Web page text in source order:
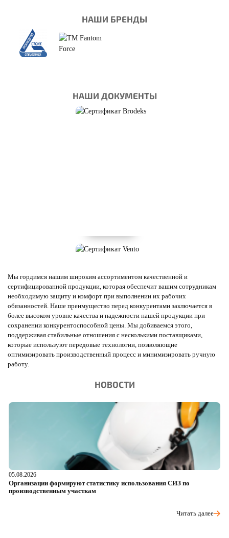
НАШИ БРЕНДЫ
НАШИ ДОКУМЕНТЫ
Мы гордимся нашим широким ассортиментом качественной и
сертифицированной продукции, которая обеспечит вашим сотрудникам
необходимую защиту и комфорт при выполнении их рабочих
обязанностей. Наше преимущество перед конкурентами заключается в
более высоком уровне качества и надежности нашей продукции при
сохранении конкурентоспособной цены. Мы добиваемся этого,
поддерживая стабильные отношения с несколькими поставщиками,
которые используют передовые технологии, позволяющие
оптимизировать производственный процесс и минимизировать ручную
работу.
НОВОСТИ
05.08.2026
Организации формируют статистику использования СИЗ по
производственным участкам
Читать далее